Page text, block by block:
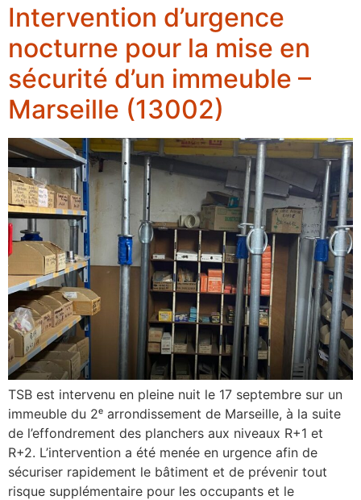
Intervention d’urgence
nocturne pour la mise en
sécurité d’un immeuble –
Marseille (13002)
TSB est intervenu en pleine nuit le 17 septembre sur un
immeuble du 2ᵉ arrondissement de Marseille, à la suite
de l’effondrement des planchers aux niveaux R+1 et
R+2. L’intervention a été menée en urgence afin de
sécuriser rapidement le bâtiment et de prévenir tout
risque supplémentaire pour les occupants et le